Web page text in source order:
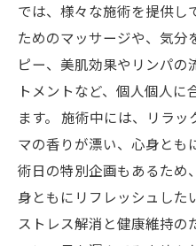
では、様々な施術を提供し
ためのマッサージや、気分
ピー、美肌効果やリンパの
トメントなど、個人個人
ます。 施術中には、リラ
マの香りが漂い、心身とも
術日の特別企画もあるため
身ともにリフレッシュした
ストレス解消と健康維持の